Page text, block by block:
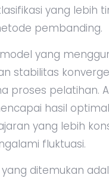
yang lebih
pembanding.
yang
stabilitas
proses pelatihan.
hasil
yang lebih
fluktuasi.
yang ditemukan